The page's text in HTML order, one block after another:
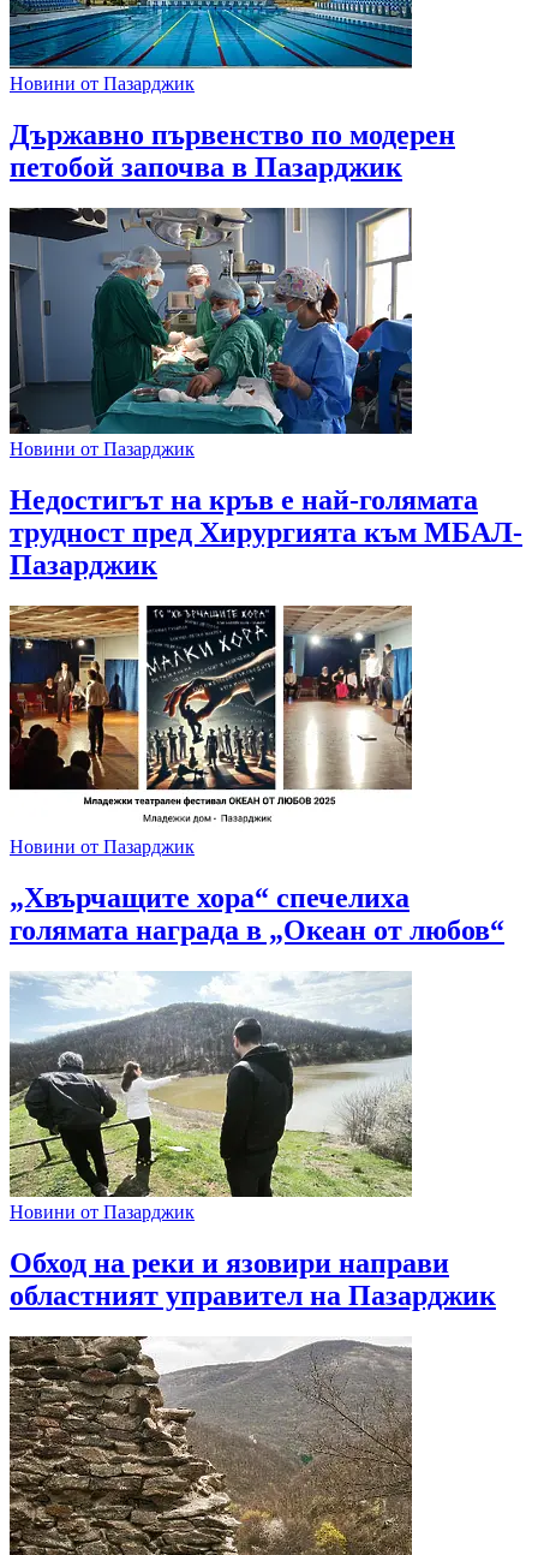
Новини от Пазарджик
Държавно първенство по модерен
петобой започва в Пазарджик
Новини от Пазарджик
Недостигът на кръв е най-голямата
трудност пред Хирургията към МБАЛ-
Пазарджик
Новини от Пазарджик
„Хвърчащите хора“ спечелиха
голямата награда в „Океан от любов“
Новини от Пазарджик
Обход на реки и язовири направи
областният управител на Пазарджик